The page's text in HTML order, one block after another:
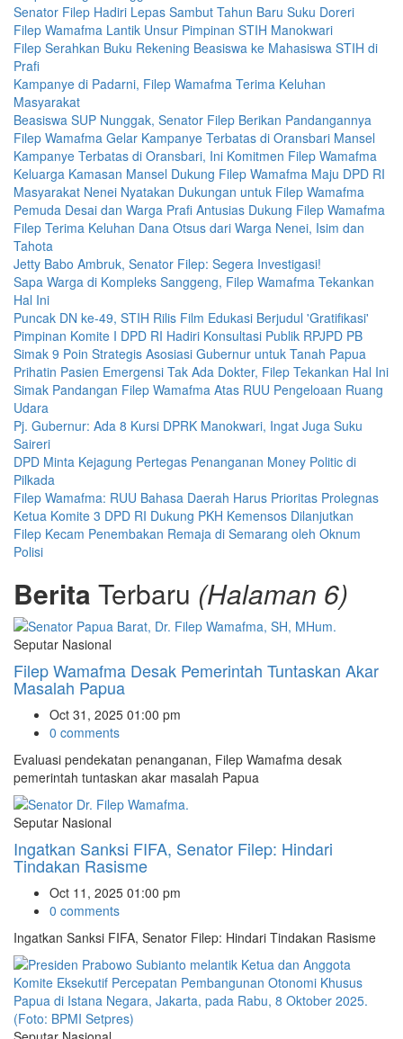
Senator Filep Hadiri Lepas Sambut Tahun Baru Suku Doreri
Filep Wamafma Lantik Unsur Pimpinan STIH Manokwari
Filep Serahkan Buku Rekening Beasiswa ke Mahasiswa STIH di
Prafi
Kampanye di Padarni, Filep Wamafma Terima Keluhan
Masyarakat
Beasiswa SUP Nunggak, Senator Filep Berikan Pandangannya
Filep Wamafma Gelar Kampanye Terbatas di Oransbari Mansel
Kampanye Terbatas di Oransbari, Ini Komitmen Filep Wamafma
Keluarga Kamasan Mansel Dukung Filep Wamafma Maju DPD RI
Masyarakat Nenei Nyatakan Dukungan untuk Filep Wamafma
Pemuda Desai dan Warga Prafi Antusias Dukung Filep Wamafma
Filep Terima Keluhan Dana Otsus dari Warga Nenei, Isim dan
Tahota
Jetty Babo Ambruk, Senator Filep: Segera Investigasi!
Sapa Warga di Kompleks Sanggeng, Filep Wamafma Tekankan
Hal Ini
Puncak DN ke-49, STIH Rilis Film Edukasi Berjudul 'Gratifikasi'
Pimpinan Komite I DPD RI Hadiri Konsultasi Publik RPJPD PB
Simak 9 Poin Strategis Asosiasi Gubernur untuk Tanah Papua
Prihatin Pasien Emergensi Tak Ada Dokter, Filep Tekankan Hal Ini
Simak Pandangan Filep Wamafma Atas RUU Pengeloaan Ruang
Udara
Pj. Gubernur: Ada 8 Kursi DPRK Manokwari, Ingat Juga Suku
Saireri
DPD Minta Kejagung Pertegas Penanganan Money Politic di
Pilkada
Filep Wamafma: RUU Bahasa Daerah Harus Prioritas Prolegnas
Ketua Komite 3 DPD RI Dukung PKH Kemensos Dilanjutkan
Filep Kecam Penembakan Remaja di Semarang oleh Oknum
Polisi
Berita Terbaru (Halaman 6)
Seputar Nasional
Filep Wamafma Desak Pemerintah Tuntaskan Akar
Masalah Papua
Oct 31, 2025 01:00 pm
0 comments
Evaluasi pendekatan penanganan, Filep Wamafma desak
pemerintah tuntaskan akar masalah Papua
Seputar Nasional
Ingatkan Sanksi FIFA, Senator Filep: Hindari
Tindakan Rasisme
Oct 11, 2025 01:00 pm
0 comments
Ingatkan Sanksi FIFA, Senator Filep: Hindari Tindakan Rasisme